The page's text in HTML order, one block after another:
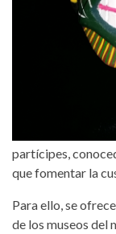
partícipes,
que fomentar la
Para ello, se
de los museos del